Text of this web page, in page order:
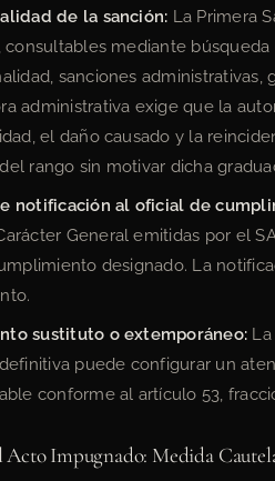
de la sanción: La Primera
consultables mediante
sanciones
administrativa exige que la
el daño causado y la
rango sin motivar dicha
notificación al oficial de
General emitidas por el
designado. La
sustituto o extemporáneo:
puede configurar un
conforme al artículo 53,
Acto Impugnado: Medida